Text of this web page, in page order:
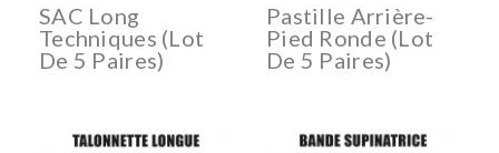
SAC Long
Techniques (lot
De 5 Paires)
Pastille Arrière-
Pied Ronde (lot
De 5 Paires)